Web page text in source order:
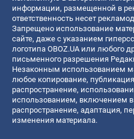
информации, размещенной в
ответственность несет
Запрещено использование
сайте, даже с указанием
логотипа OBOZ.UA или любого
письменного разрешения
Незаконным использованием
любое копирование,
распространение,
использованием, включением в
распространение, адаптация,
изменения материала.